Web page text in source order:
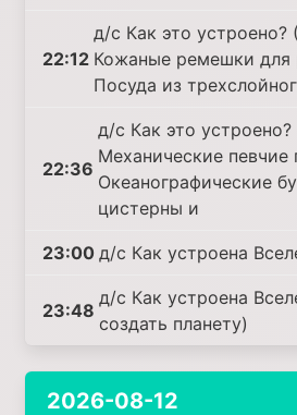
22:12
д/с Как это
Кожаные ремешки для
Посуда из
22:36
д/с Как это
Механические певчие
Океанографические
цистерны и
23:00 д/с Как устроена
23:48
д/с Как устроена
создать планету)
2026-08-12